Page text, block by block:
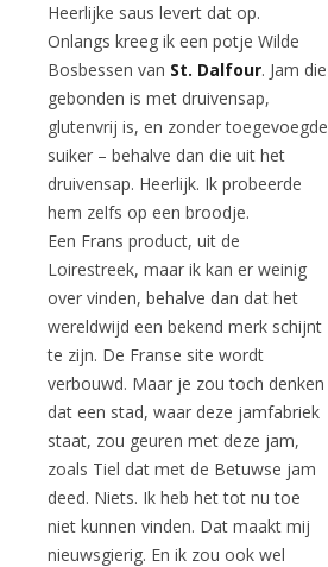
Heerlijke saus levert dat op.
Onlangs kreeg ik een potje Wilde
Bosbessen van St. Dalfour. Jam die
gebonden is met druivensap,
glutenvrij is, en zonder toegevoegde
suiker – behalve dan die uit het
druivensap. Heerlijk. Ik probeerde
hem zelfs op een broodje.
Een Frans product, uit de
Loirestreek, maar ik kan er weinig
over vinden, behalve dan dat het
wereldwijd een bekend merk schijnt
te zijn. De Franse site wordt
verbouwd. Maar je zou toch denken
dat een stad, waar deze jamfabriek
staat, zou geuren met deze jam,
zoals Tiel dat met de Betuwse jam
deed. Niets. Ik heb het tot nu toe
niet kunnen vinden. Dat maakt mij
nieuwsgierig. En ik zou ook wel